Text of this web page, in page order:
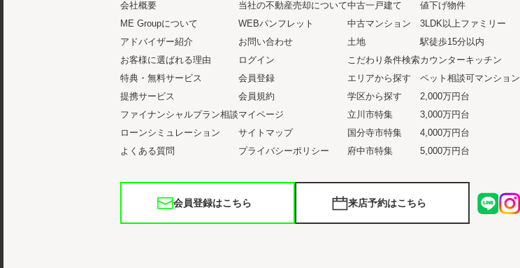
会社概要
ME Groupについて
アドバイザー紹介
お客様に選ばれる理由
特典・無料サービス
提携サービス
ファイナンシャルプラン相談
ローンシミュレーション
よくある質問
当社の不動産売却について
WEBパンフレット
お問い合わせ
ログイン
会員登録
会員規約
マイページ
サイトマップ
プライバシーポリシー
中古一戸建て
中古マンション
土地
こだわり条件検索
エリアから探す
学区から探す
立川市特集
国分寺市特集
府中市特集
値下げ物件
3LDK以上ファミリー
駅徒歩15分以内
カウンターキッチン
ペット相談可マンション
2,000万円台
3,000万円台
4,000万円台
5,000万円台
会員登録はこちら 来店予約はこちら